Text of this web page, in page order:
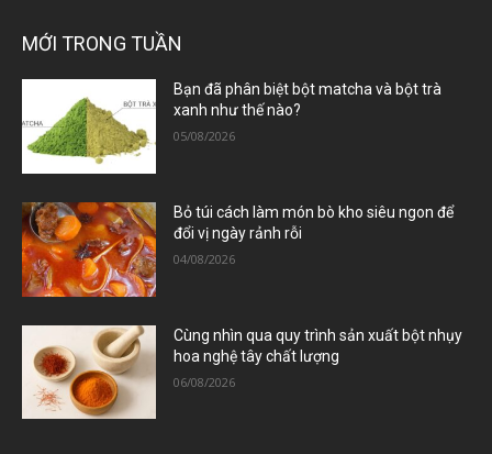
MỚI TRONG TUẦN
Bạn đã phân biệt bột matcha và bột trà
xanh như thế nào?
05/08/2026
Bỏ túi cách làm món bò kho siêu ngon để
đổi vị ngày rảnh rỗi
04/08/2026
Cùng nhìn qua quy trình sản xuất bột nhụy
hoa nghệ tây chất lượng
06/08/2026